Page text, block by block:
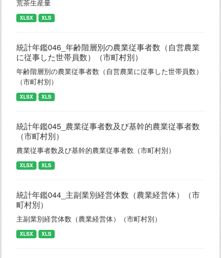
荒茶生産量
XLSX XLS
統計年鑑046_年齢階層別の農業従事者数（自営農業
に従事した世帯員数）（市町村別）
年齢階層別の農業従事者数（自営農業に従事した世帯員数）
（市町村別）
XLSX XLS
統計年鑑045_農業従事者数及び基幹的農業従事者数
（市町村別）
農業従事者数及び基幹的農業従事者数（市町村別）
XLSX XLS
統計年鑑044_主副業別経営体数（農業経営体）（市
町村別）
主副業別経営体数（農業経営体）（市町村別）
XLSX XLS